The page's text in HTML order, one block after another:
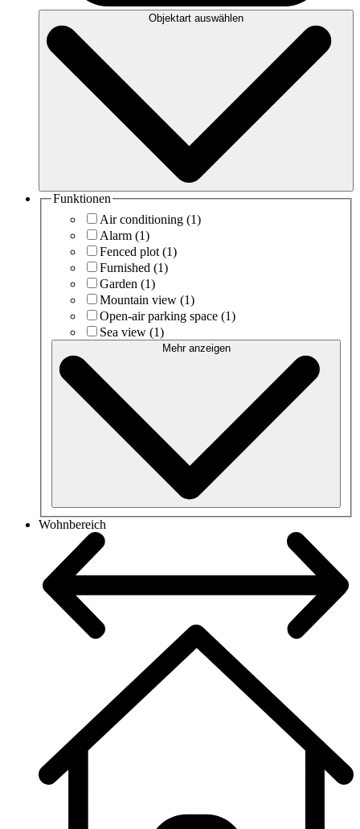
Objektart auswählen
Funktionen
Air conditioning (1)
Alarm (1)
Fenced plot (1)
Furnished (1)
Garden (1)
Mountain view (1)
Open-air parking space (1)
Sea view (1)
Mehr anzeigen
Wohnbereich